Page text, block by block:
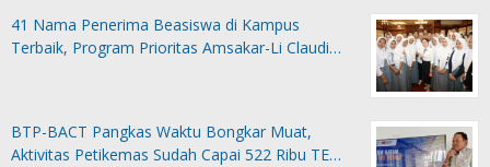
41 Nama Penerima Beasiswa di Kampus
Terbaik, Program Prioritas Amsakar-Li Claudi…
BTP-BACT Pangkas Waktu Bongkar Muat,
Aktivitas Petikemas Sudah Capai 522 Ribu TE…